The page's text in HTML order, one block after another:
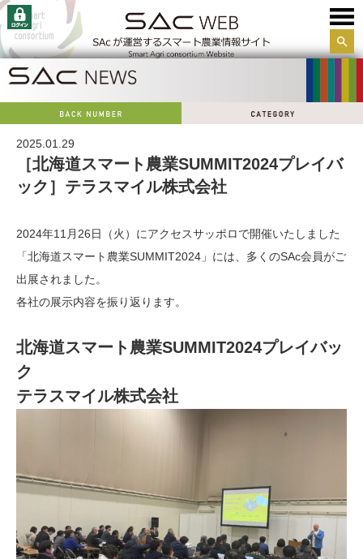
サイ
2025.01.29
［北海道スマート農業SUMMIT2024プレイバ
ック］テラスマイル株式会社
2024年11月26日（火）にアクセスサッポロで開催いたしました
「北海道スマート農業SUMMIT2024」には、多くのSAc会員がご
出展されました。
各社の展示内容を振り返ります。
北海道スマート農業SUMMIT2024プレイバッ
ク
テラスマイル株式会社